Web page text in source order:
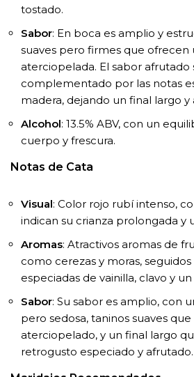
tostado.
Sabor: En boca es amplio y
suaves pero firmes que ofrecen
aterciopelada. El sabor afrutado
complementado por las notas
madera, dejando un final largo y
Alcohol: 13.5% ABV, con un
cuerpo y frescura.
Notas de Cata
Visual: Color rojo rubí intenso,
indican su crianza prolongada y
Aromas: Atractivos aromas de
como cerezas y moras,
especiadas de vainilla, clavo y
Sabor: Su sabor es amplio, con
pero sedosa, taninos suaves
aterciopelado, y un final largo
retrogusto especiado y afrutado.